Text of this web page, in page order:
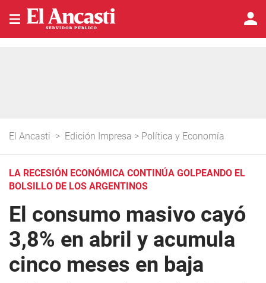
El Ancasti > Edición Impresa > Política y Economía
LA RECESIÓN ECONÓMICA CONTINÚA GOLPEANDO EL
BOLSILLO DE LOS ARGENTINOS
El consumo masivo cayó
3,8% en abril y acumula
cinco meses en baja